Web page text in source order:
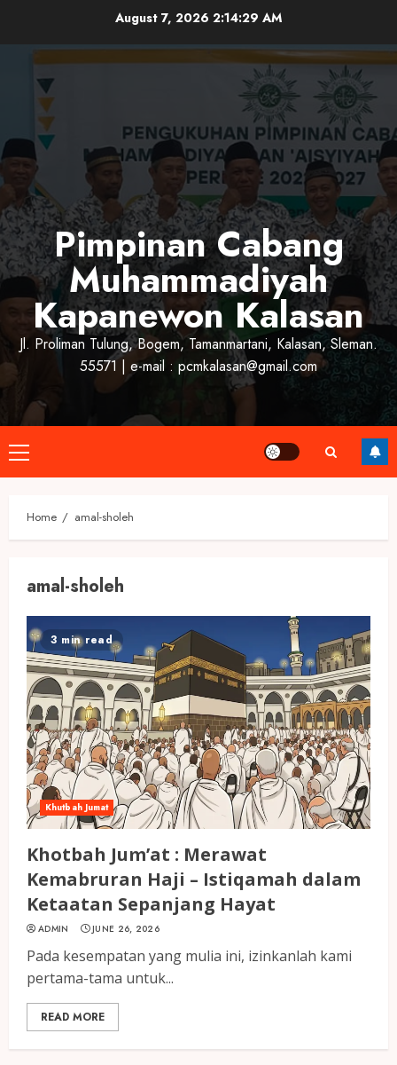
content
August 7, 2026 2:14:30 AM
Pimpinan Cabang
Muhammadiyah
Kapanewon Kalasan
Jl. Proliman Tulung, Bogem, Tamanmartani, Kalasan, Sleman.
55571 | e-mail : pcmkalasan@gmail.com
Primary
Menu
Home amal-sholeh
amal-sholeh
3 min read
Khutbah Jumat
Khotbah Jum’at : Merawat
Kemabruran Haji – Istiqamah dalam
Ketaatan Sepanjang Hayat
ADMIN JUNE 26, 2026
Pada kesempatan yang mulia ini, izinkanlah kami
pertama-tama untuk...
READ MORE